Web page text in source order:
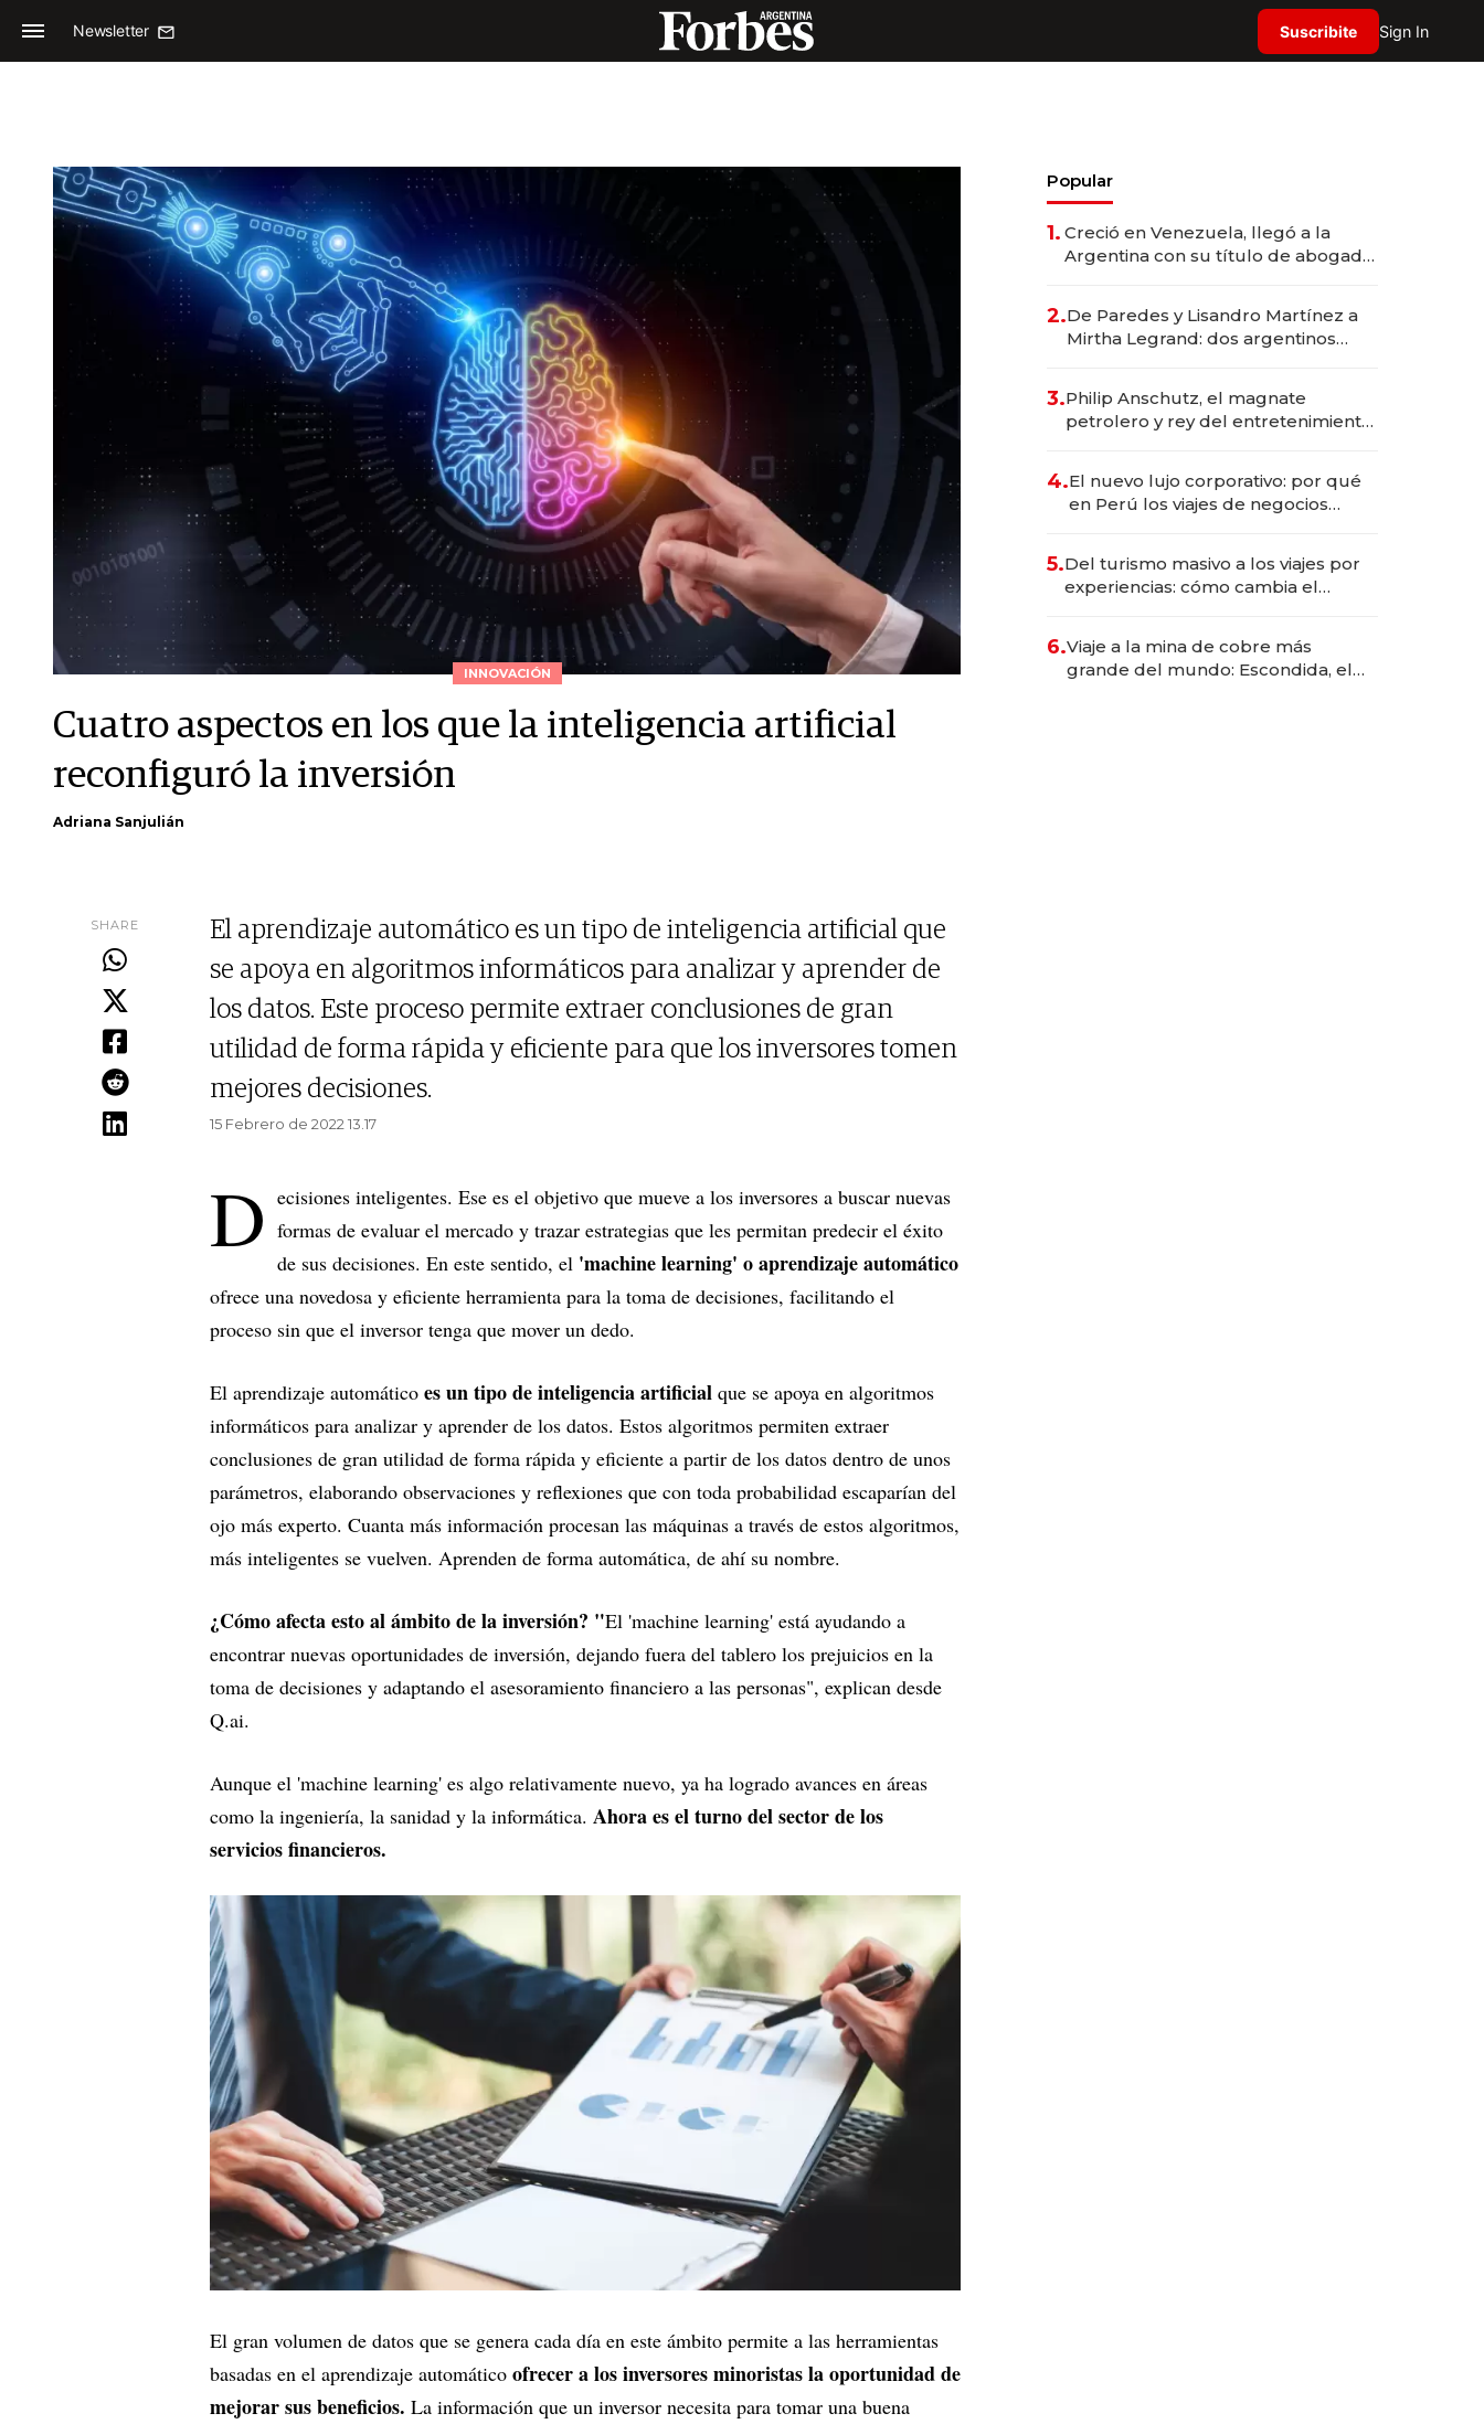
Newsletter Suscribite Sign In
INNOVACIÓN
Cuatro aspectos en los que la inteligencia artificial
reconfiguró la inversión
Adriana Sanjulián
SHARE
El aprendizaje automático es un tipo de inteligencia artificial que
se apoya en algoritmos informáticos para analizar y aprender de
los datos. Este proceso permite extraer conclusiones de gran
utilidad de forma rápida y eficiente para que los inversores tomen
mejores decisiones.
15 Febrero de 2022 13.17
D ecisiones inteligentes. Ese es el objetivo que mueve a los inversores a buscar nuevas
formas de evaluar el mercado y trazar estrategias que les permitan predecir el éxito
de sus decisiones. En este sentido, el 'machine learning' o aprendizaje automático
ofrece una novedosa y eficiente herramienta para la toma de decisiones, facilitando el
proceso sin que el inversor tenga que mover un dedo.
El aprendizaje automático es un tipo de inteligencia artificial que se apoya en algoritmos
informáticos para analizar y aprender de los datos. Estos algoritmos permiten extraer
conclusiones de gran utilidad de forma rápida y eficiente a partir de los datos dentro de unos
parámetros, elaborando observaciones y reflexiones que con toda probabilidad escaparían del
ojo más experto. Cuanta más información procesan las máquinas a través de estos algoritmos,
más inteligentes se vuelven. Aprenden de forma automática, de ahí su nombre.
¿Cómo afecta esto al ámbito de la inversión? "El 'machine learning' está ayudando a
encontrar nuevas oportunidades de inversión, dejando fuera del tablero los prejuicios en la
toma de decisiones y adaptando el asesoramiento financiero a las personas", explican desde
Q.ai.
Aunque el 'machine learning' es algo relativamente nuevo, ya ha logrado avances en áreas
como la ingeniería, la sanidad y la informática. Ahora es el turno del sector de los
servicios financieros.
El gran volumen de datos que se genera cada día en este ámbito permite a las herramientas
basadas en el aprendizaje automático ofrecer a los inversores minoristas la oportunidad de
mejorar sus beneficios. La información que un inversor necesita para tomar una buena
Popular
1. Creció en Venezuela, llegó a la
Argentina con su título de abogado
marcas "fast premium"
2.De Paredes y Lisandro Martínez a
Mirtha Legrand: dos argentinos
3.Philip Anschutz, el magnate
petrolero y rey del entretenimiento
4.El nuevo lujo corporativo: por qué
en Perú los viajes de negocios
transformadoras
5.Del turismo masivo a los viajes por
experiencias: cómo cambia el
6.Viaje a la mina de cobre más
grande del mundo: Escondida, el